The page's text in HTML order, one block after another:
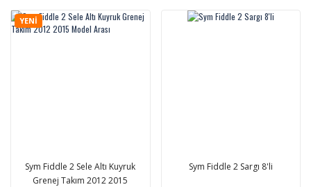
YENİ
Sym Fiddle 2 Sele Altı Kuyruk
Grenej Takım 2012 2015
Sym Fiddle 2 Sargı 8'li